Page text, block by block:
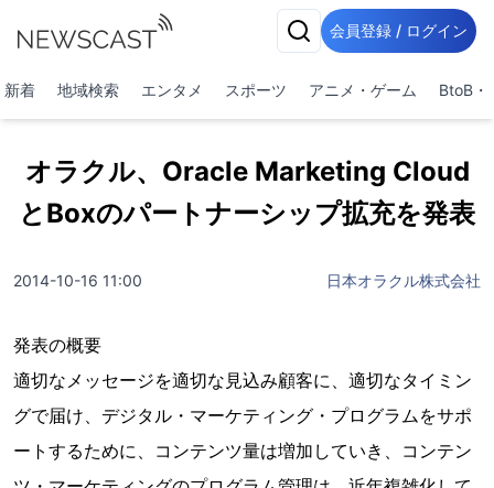
会員登録 / ログイン
新着 地域検索 エンタメ スポーツ アニメ・ゲーム BtoB・
オラクル、Oracle Marketing Cloud
とBoxのパートナーシップ拡充を発表
2014-10-16 11:00 日本オラクル株式会社
発表の概要
適切なメッセージを適切な見込み顧客に、適切なタイミン
グで届け、デジタル・マーケティング・プログラムをサポ
ートするために、コンテンツ量は増加していき、コンテン